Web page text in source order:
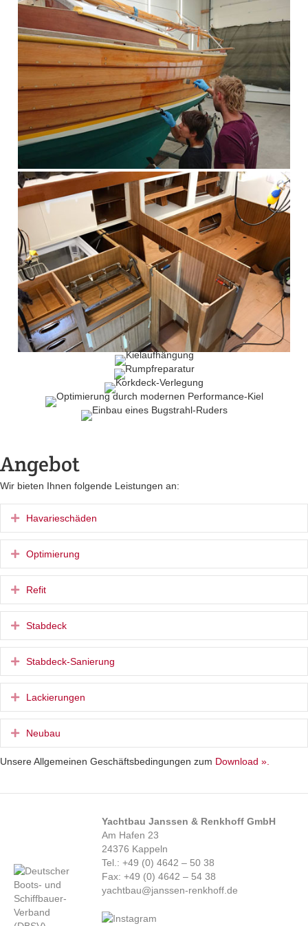
Angebot
Wir bieten Ihnen folgende Leistungen an:
Expand
Havarieschäden
Expand
Optimierung
Expand
Refit
Expand
Stabdeck
Expand
Stabdeck-Sanierung
Expand
Lackierungen
Expand
Neubau
Unsere Allgemeinen Geschäftsbedingungen zum Download ».
Yachtbau Janssen & Renkhoff GmbH
Am Hafen 23
24376 Kappeln
Tel.: +49 (0) 4642 – 50 38
Fax: +49 (0) 4642 – 54 38
yachtbau@janssen-renkhoff.de